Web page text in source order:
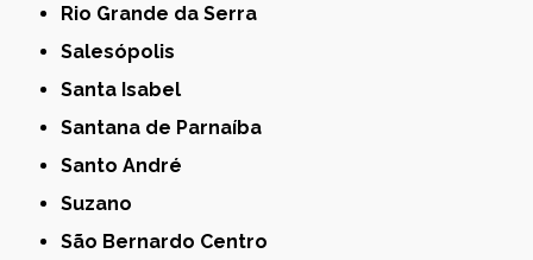
Rio Grande da Serra
Salesópolis
Santa Isabel
Santana de Parnaíba
Santo André
Suzano
São Bernardo Centro